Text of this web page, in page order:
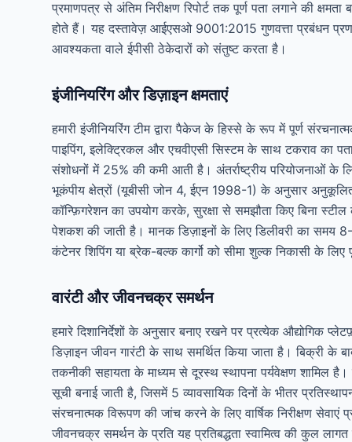
प्रमाणपत्र से अंतिम निरीक्षण रिपोर्ट तक पूर्ण पता लगाने की
होते हैं। यह दस्तावेज़ आईएसओ 9001:2015 गुणवत्ता प्रबंधन
आवश्यकता वाले ईपीसी ठेकेदारों को संतुष्ट करता है।
इंजीनियरिंग और डिज़ाइन क्षमताएं
हमारी इंजीनियरिंग टीम द्वारा पैकेज के हिस्से के रूप में पूर्ण
पाइपिंग, इलेक्ट्रिकल और एचवीएसी सिस्टम के साथ टकराव का
संशोधनों में 25% की कमी आती है। अंतर्राष्ट्रीय परियोजनाओं के
भूकंपीय क्षेत्रों (यूबीसी जोन 4, ईएन 1998-1) के अनुसार
कॉन्फ़िगरेशन का उपयोग करके, सुरक्षा से समझौता किए बिना
पेशकश की जाती है। मानक डिज़ाइनों के लिए डिलीवरी का समय
कंटेनर शिपिंग या ब्रेक-बल्क कार्गो को सीमा शुल्क निकासी के
वारंटी और जीवनचक्र समर्थन
हमारे दिशानिर्देशों के अनुसार बनाए रखने पर प्रत्येक औद्योगिक
डिज़ाइन जीवन गारंटी के साथ समर्थित किया जाता है। बिक्री के
तकनीकी सहायता के माध्यम से दूरस्थ स्थापना पर्यवेक्षण शामिल
सूची बनाई जाती है, जिसमें 5 व्यावसायिक दिनों के भीतर
संरचनात्मक विरूपण की जांच करने के लिए वार्षिक निरीक्षण सेवाएं
जीवनचक्र समर्थन के प्रति यह प्रतिबद्धता स्वामित्व की कुल